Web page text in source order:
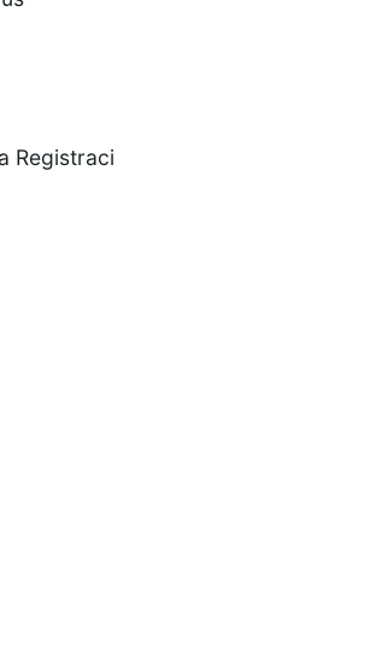
Registraci